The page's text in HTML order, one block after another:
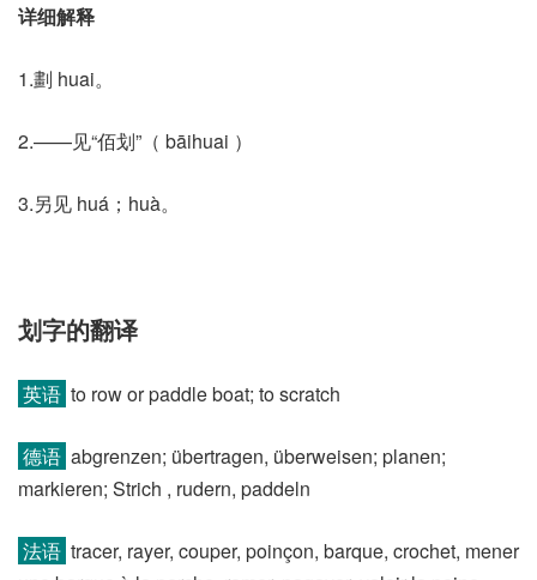
详细解释
1.劃 huai。
2.——见“佰划”（ bāihuai ）
3.另见 huá；huà。
划字的翻译
英语 to row or paddle boat; to scratch
德语 abgrenzen; übertragen, überweisen; planen;
markieren; Strich , rudern, paddeln
法语 tracer, rayer, couper, poinçon, barque, crochet, mener